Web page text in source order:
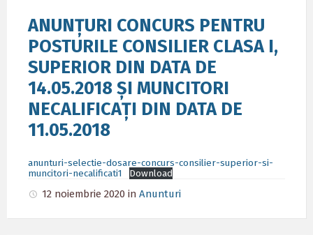
ANUNȚURI CONCURS PENTRU
POSTURILE CONSILIER CLASA I,
SUPERIOR DIN DATA DE
14.05.2018 ȘI MUNCITORI
NECALIFICAȚI DIN DATA DE
11.05.2018
anunturi-selectie-dosare-concurs-consilier-superior-si-
muncitori-necalificati1
Download
12 noiembrie 2020 in Anunturi